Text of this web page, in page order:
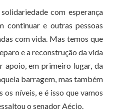
com esperança
continuar e outras pessoas
com vida. Mas temos que
e a reconstrução da vida
apoio, em primeiro lugar, da
barragem, mas também
níveis, e é isso que vamos
o senador Aécio.